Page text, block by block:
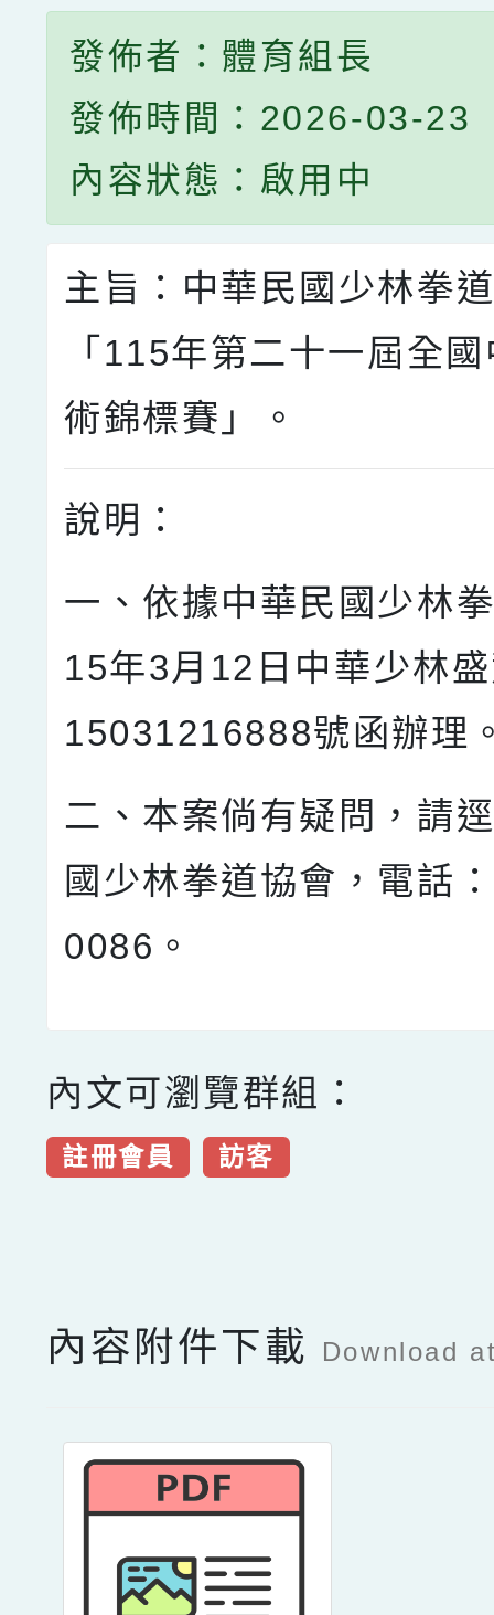
發佈者：體育組長
發佈時間：2026-03-23
內容狀態：啟用中
主旨：中華民國少林拳
「115年第二十一屆全
術錦標賽」。
說明：
一、依據中華民國少林
15年3月12日中華少林
15031216888號函辦理
二、本案倘有疑問，請
國少林拳道協會，電話
0086。
內文可瀏覽群組：
註冊會員 訪客
內容附件下載 Download